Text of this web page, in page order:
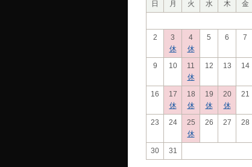
日
月 火 水 木 金
2
3
休
4
休
5 6 7
9 10
11
休
12 13 14
16
17
休
18
休
19
休
20
休
21
23 24
25
休
26 27 28
30 31